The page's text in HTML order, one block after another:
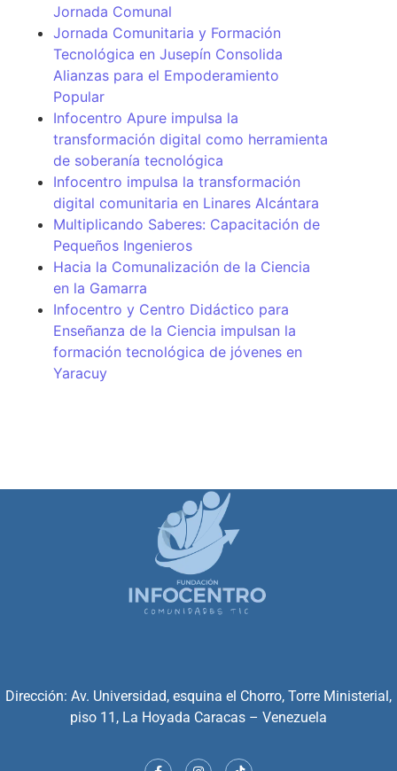
Jornada Comunal
Jornada Comunitaria y Formación
Tecnológica en Jusepín Consolida
Alianzas para el Empoderamiento
Popular
Infocentro Apure impulsa la
transformación digital como herramienta
de soberanía tecnológica
Infocentro impulsa la transformación
digital comunitaria en Linares Alcántara
Multiplicando Saberes: Capacitación de
Pequeños Ingenieros
Hacia la Comunalización de la Ciencia
en la Gamarra
Infocentro y Centro Didáctico para
Enseñanza de la Ciencia impulsan la
formación tecnológica de jóvenes en
Yaracuy
Dirección: Av. Universidad, esquina el Chorro, Torre Ministerial,
piso 11, La Hoyada Caracas – Venezuela